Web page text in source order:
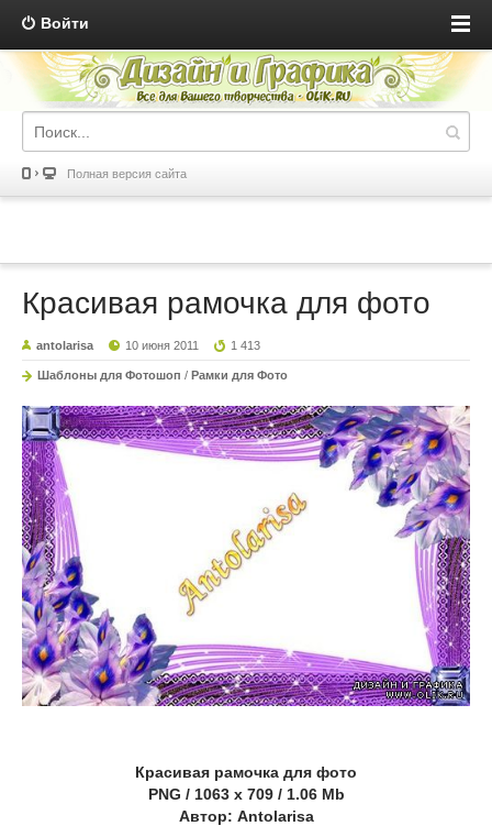
Войти
Полная версия сайта
Красивая рамочка для фото
antolarisa 10 июня 2011 1 413
Шаблоны для Фотошоп / Рамки для Фото
Красивая рамочка для фото
PNG / 1063 x 709 / 1.06 Mb
Aвтор: Antolarisa